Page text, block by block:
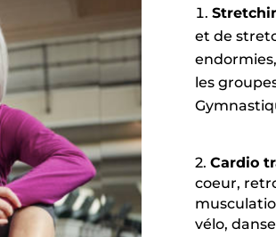
et de
les
2. Cardio
coeur,
vélo,